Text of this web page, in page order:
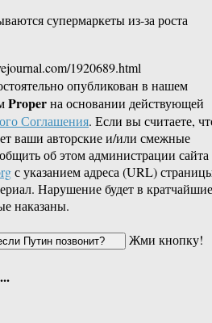
супермаркеты из-за роста
1920689.html
опубликован в нашем
Properна основании действующей
Соглашения. Если вы считаете,
ваши авторские и/или смежные
об этом администрации сайта
с указанием адреса (URL)
Нарушение будет в кратчайшие
наказаны.
Жми кнопку!